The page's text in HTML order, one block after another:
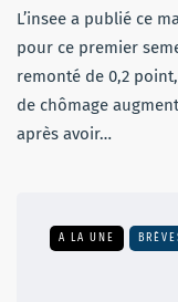
L’insee a publié ce
pour ce premier
remonté de 0,2
de chômage
après avoir…
A LA UNE